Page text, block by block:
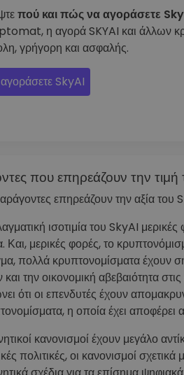
πού και πώς να αγοράσετε
η αγορά SKYAI και άλλων
γρήγορη και ασφαλής.
SkyAI
που επηρεάζουν την τιμή
επηρεάζουν την αξία του
ισοτιμία του SkyAI μερικές
Και, μερικές φορές, το
πολλά κρυπτονομίσματα έχουν
την οικονομική αβεβαιότητα
ότι οι επενδυτές έχουν
η οποία έχει
κανονισμοί έχουν μεγάλο
πολιτικές, οι κανονισμοί